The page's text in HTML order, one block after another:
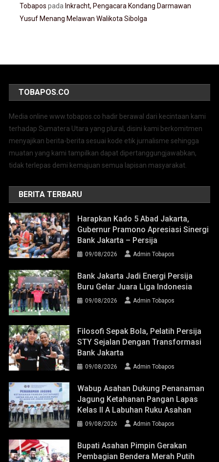
Tobapos pada Inkracht, Pengacara Kondang Darmawan
Yusuf Menang Melawan Walikota Sibolga
TOBAPOS.CO
Media online www.tobapos.co hadir berawal dari kecintaan kami
terhadap Sumatera Utara yang plural, disini kami berkomitmen
menyajikan berita-berita sesuai kode etik jurnalisme sehingga
muatan yang kami tampilkan dapat dipertanggungjawabkan,
tidak terlepas demi kemajuan semua lapisan masyarakat.
BERITA TERBARU
Harapkan Kado 5 Abad Jakarta,
Gubernur Pramono Apresiasi Sinergi
Bank Jakarta – Persija
09/08/2026 Admin Tobapos
Bank Jakarta Jadi Energi Persija
Buru Gelar Juara Liga Indonesia
09/08/2026 Admin Tobapos
Filosofi Sepak Bola, Pelatih Persija
STY Sejalan Dengan Transformasi
Bank Jakarta
09/08/2026 Admin Tobapos
Wabup Asahan Dukung Penanaman
Jagung Ketahanan Pangan Lapas
Kelas II A Labuhan Ruku Asahan
09/08/2026 Admin Tobapos
Bupati Asahan Pimpin Gerakan
Pembagian Bendera Merah Putih